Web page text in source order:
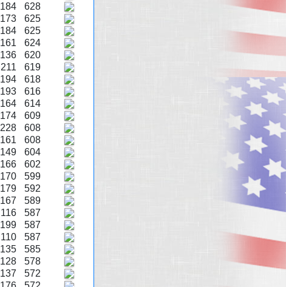
184
628
173
625
184
625
161
624
136
620
211
619
194
618
193
616
164
614
174
609
228
608
161
608
149
604
166
602
170
599
179
592
167
589
116
587
199
587
110
587
135
585
128
578
137
572